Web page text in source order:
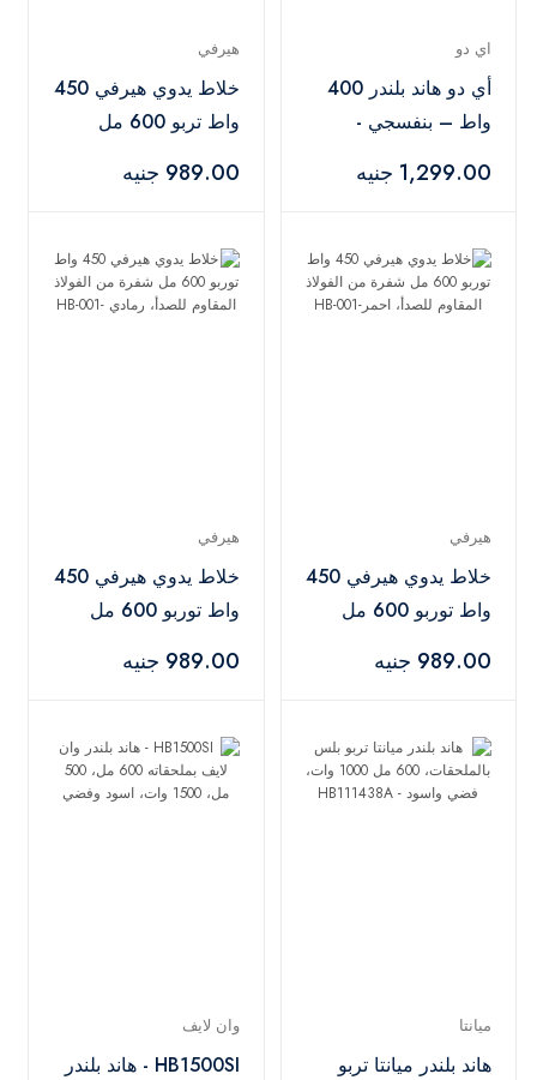
اي دو
أي دو هاند بلندر 400
واط – بنفسجي -
1,299.00 جنيه
هيرفي
خلاط يدوي هيرفي 450
واط تربو 600 مل
المقاوم للصدأ، تركواز -
989.00 جنيه
هيرفي
خلاط يدوي هيرفي 450
واط توربو 600 مل
المقاوم للصدأ، احمر-
989.00 جنيه
هيرفي
خلاط يدوي هيرفي 450
واط توربو 600 مل
المقاوم للصدأ، رمادي -
989.00 جنيه
ميانتا
هاند بلندر ميانتا تربو
وان لايف
HB1500SI - هاند بلندر